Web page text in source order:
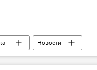
Новости